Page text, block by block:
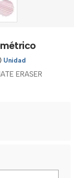
Unidad
ERASER